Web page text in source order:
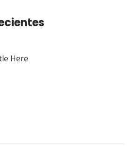
Here